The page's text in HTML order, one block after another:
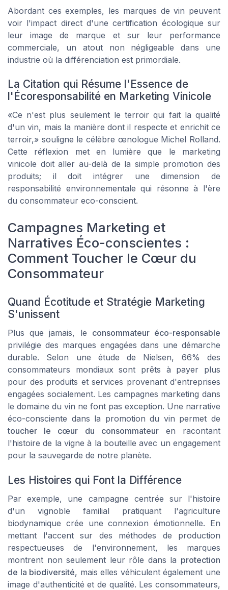
Abordant ces exemples, les marques de vin peuvent
voir l'impact direct d'une certification écologique sur
leur image de marque et sur leur performance
commerciale, un atout non négligeable dans une
industrie où la différenciation est primordiale.
La Citation qui Résume l'Essence de
l'Écoresponsabilité en Marketing Vinicole
Ce n'est plus seulement le terroir qui fait la qualité
d'un vin, mais la manière dont il respecte et enrichit ce
terroir,
souligne le célèbre œnologue Michel Rolland.
Cette réflexion met en lumière que le marketing
vinicole doit aller au-delà de la simple promotion des
produits; il doit intégrer une dimension de
responsabilité environnementale qui résonne à l'ère
du consommateur eco-conscient.
Campagnes Marketing et
Narratives Éco-conscientes :
Comment Toucher le Cœur du
Consommateur
Quand Écotitude et Stratégie Marketing
S'unissent
Plus que jamais, le consommateur éco-responsable
privilégie des marques engagées dans une démarche
durable. Selon une étude de Nielsen, 66% des
consommateurs mondiaux sont prêts à payer plus
pour des produits et services provenant d'entreprises
engagées socialement. Les campagnes marketing dans
le domaine du vin ne font pas exception. Une narrative
éco-consciente dans la promotion du vin permet de
toucher le cœur du consommateuren racontant
l'histoire de la vigne à la bouteille avec un engagement
pour la sauvegarde de notre planète.
Les Histoires qui Font la Différence
Par exemple, une campagne centrée sur l'histoire
d'un vignoble familial pratiquant l'agriculture
biodynamique crée une connexion émotionnelle. En
mettant l'accent sur des méthodes de production
respectueuses de l'environnement, les marques
montrent non seulement leur rôle dans la protection
de la biodiversité, mais elles véhiculent également une
image d'authenticité et de qualité. Les consommateurs,